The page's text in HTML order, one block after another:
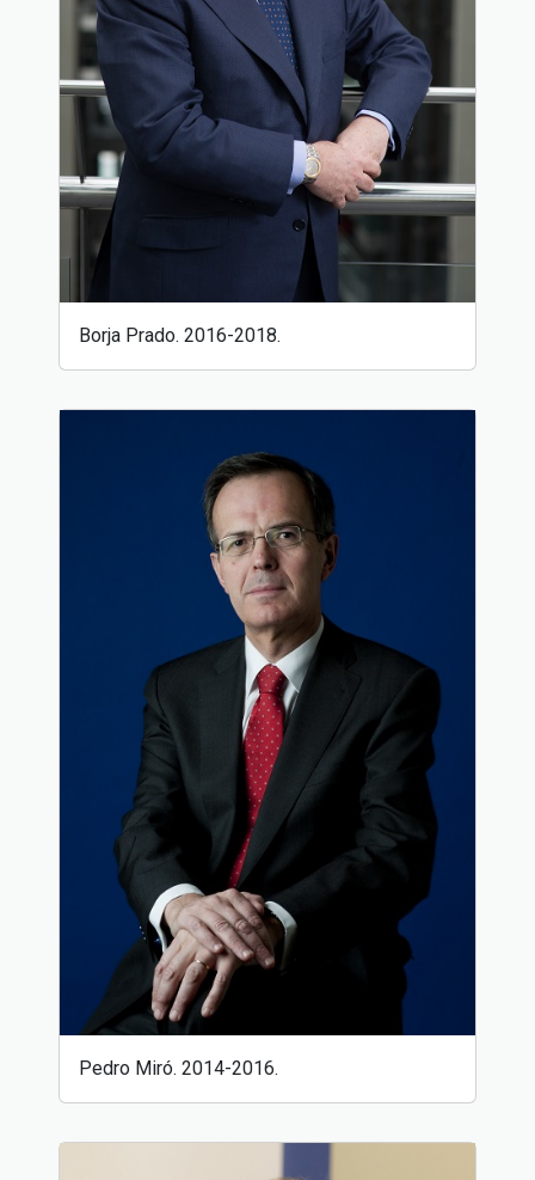
Borja Prado. 2016-2018.
Pedro Miró. 2014-2016.